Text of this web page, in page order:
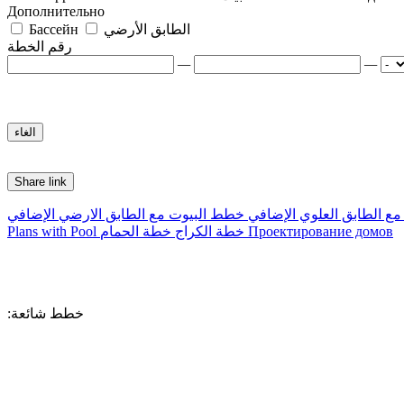
Дополнительно
Бассейн
الطابق الأرضي
رقم الخطة
—
—
Share link
الطابق العلوي الإضافي خطط البيوت مع الطابق الارضي الإضافي
Plans with Pool
خطة الكراج خطة الحمام Проектирование домов
:خطط شائعة